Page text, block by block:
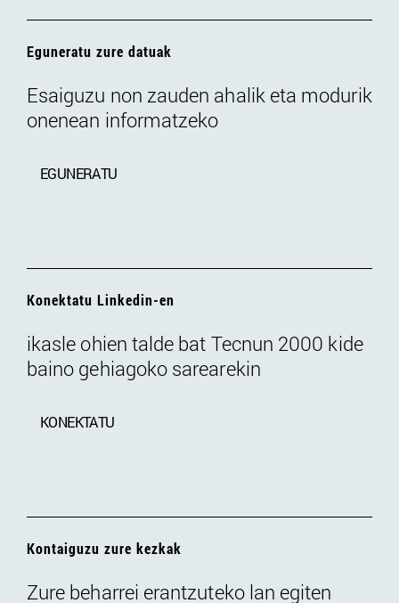
Eguneratu zure datuak
Esaiguzu non zauden ahalik eta modurik
onenean informatzeko
EGUNERATU
Konektatu Linkedin-en
ikasle ohien talde bat Tecnun 2000 kide
baino gehiagoko sarearekin
KONEKTATU
Kontaiguzu zure kezkak
Zure beharrei erantzuteko lan egiten